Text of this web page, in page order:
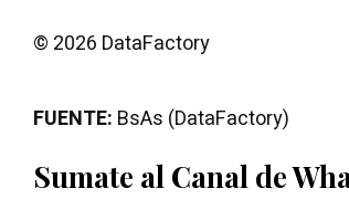
© 2026 DataFactory
FUENTE: BsAs (DataFactory)
Sumate al Canal de